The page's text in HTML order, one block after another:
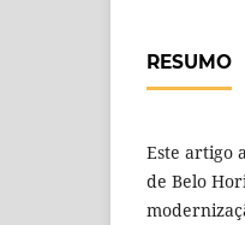
RESUMO
Este artigo
de Belo